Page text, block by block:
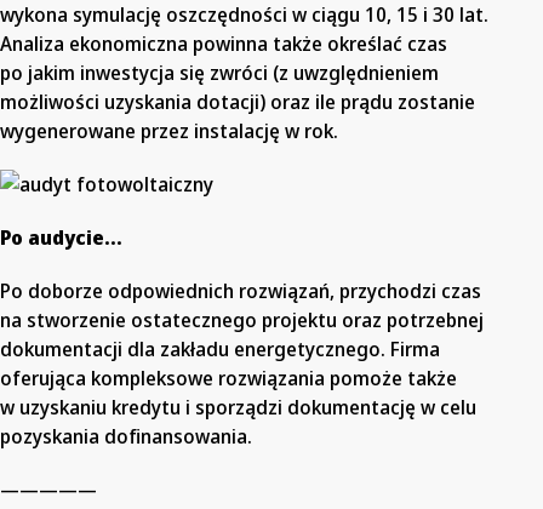
wykona symulację oszczędności w ciągu 10, 15 i 30 lat.
Analiza ekonomiczna powinna także określać czas
po jakim inwestycja się zwróci (z uwzględnieniem
możliwości uzyskania dotacji) oraz ile prądu zostanie
wygenerowane przez instalację w rok.
Po audycie…
Po doborze odpowiednich rozwiązań, przychodzi czas
na stworzenie ostatecznego projektu oraz potrzebnej
dokumentacji dla zakładu energetycznego. Firma
oferująca kompleksowe rozwiązania pomoże także
w uzyskaniu kredytu i sporządzi dokumentację w celu
pozyskania dofinansowania.
—————